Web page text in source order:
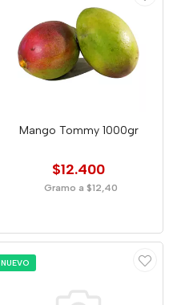
Mango Tommy 1000gr
$12.400
Gramo a $12,40
NUEVO